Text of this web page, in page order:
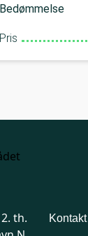
Bedømmelse
Pris
th.
Kontakt